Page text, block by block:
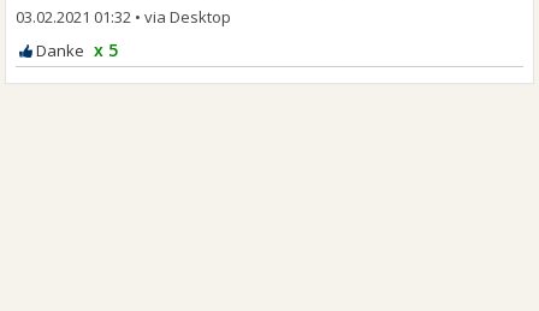
03.02.2021 01:32 •
x 5